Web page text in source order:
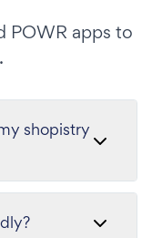
POWR apps to
shopistry